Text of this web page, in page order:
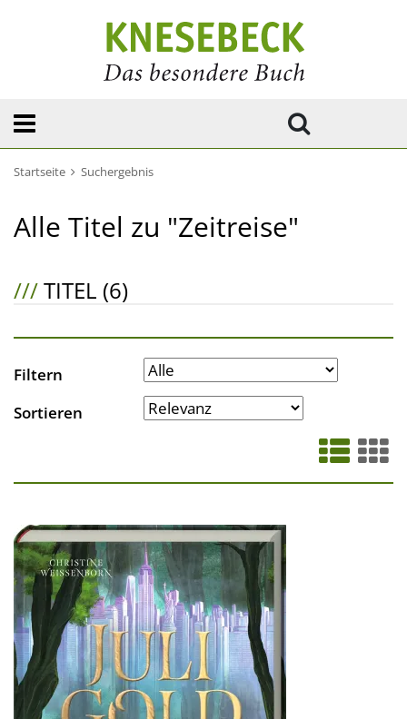
Startseite Suchergebnis
Alle Titel zu "Zeitreise"
///TITEL (6)
Filtern
Sortieren